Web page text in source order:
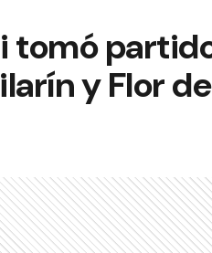
tomó
y Flor